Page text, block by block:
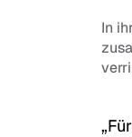
In